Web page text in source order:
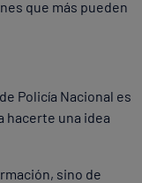
que más pueden
Policía Nacional es
hacerte una idea
sino de